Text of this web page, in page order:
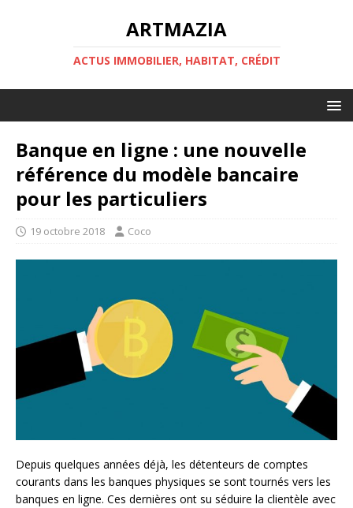
ARTMAZIA
ACTUS IMMOBILIER, HABITAT, CRÉDIT
Banque en ligne : une nouvelle
référence du modèle bancaire
pour les particuliers
19 octobre 2018 Coco
Depuis quelques années déjà, les détenteurs de comptes
courants dans les banques physiques se sont tournés vers les
banques en ligne. Ces dernières ont su séduire la clientèle avec